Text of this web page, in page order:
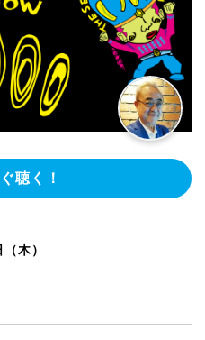
聴く！
木）